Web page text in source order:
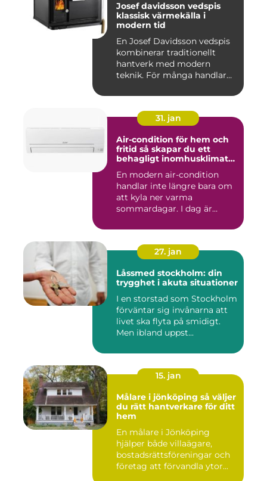
Josef davidsson vedspis
klassisk värmekälla i
modern tid
En Josef Davidsson vedspis
kombinerar traditionellt
hantverk med modern
teknik. För många handlar
31. jan
Air-condition för hem och
fritid så skapar du ett
behagligt inomhusklimat
En modern air-condition
handlar inte längre bara om
att kyla ner varma
sommardagar. I dag är
27. jan
Låssmed stockholm: din
trygghet i akuta situationer
I en storstad som Stockholm
förväntar sig invånarna att
livet ska flyta på smidigt.
Men ibland uppst...
15. jan
Målare i jönköping så väljer
du rätt hantverkare för ditt
hem
En målare i Jönköping
hjälper både villaägare,
bostadsrättsföreningar och
företag att förvandla ytor...